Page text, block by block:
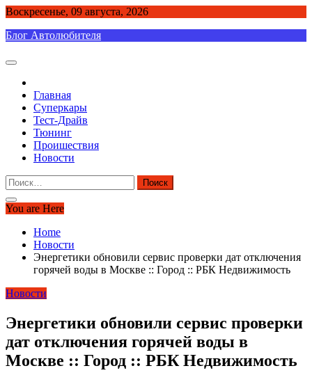
Skip
content
Воскресенье, 09 августа, 2026
Блог Автолюбителя
Главная
Суперкары
Тест-Драйв
Тюнинг
Проишествия
Новости
Найти:
You are Here
Home
Новости
Энергетики обновили сервис проверки дат отключения
горячей воды в Москве :: Город :: РБК Недвижимость
Новости
Энергетики обновили сервис проверки
дат отключения горячей воды в
Москве :: Город :: РБК Недвижимость